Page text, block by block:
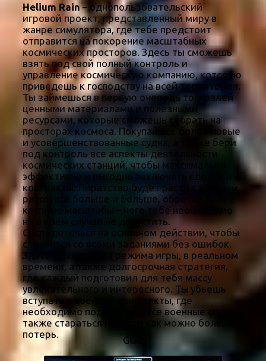
Helium Rain– однопользовательский
игровой проект, представленный миру в
жанре симулятора, где тебе предстоит
отправится на покорение масштабных
космических просторов. Здесь ты сможешь
взять под свой полный контроль и
управление космическую компанию, которую
приведешь к господству на всей территории.
Ты займешься в первую очередь торговлей
ценными материалами и полезными
ресурсами, которые сможешь собрать на
просторах космоса. Покупай все более новые
и усовершенствованные судна, а также бери
под контроль все аспекты деятельности
космических станций, чтобы максимально
эффективно и выгодно заключать сделки и
контракты. Пиратство будет расти с каждым
разом всё больше и больше, обретая более
крупные масштабы – чего тебе необходимо
ни в коем случае не допустить.
Сосредоточься на основном действии, чтобы
справится со всеми заданиями без ошибок.
Здесь имеется два режима игры, в реальном
времени, а также долгосрочная стратегия,
где каждый подготовил для тебя массу
увлекательного и интересного. Ты убьешь
вступать в военные конфликты, где
необходимо подключать все военные силы, а
также стараться понести как можно больше
потерь.
GOG